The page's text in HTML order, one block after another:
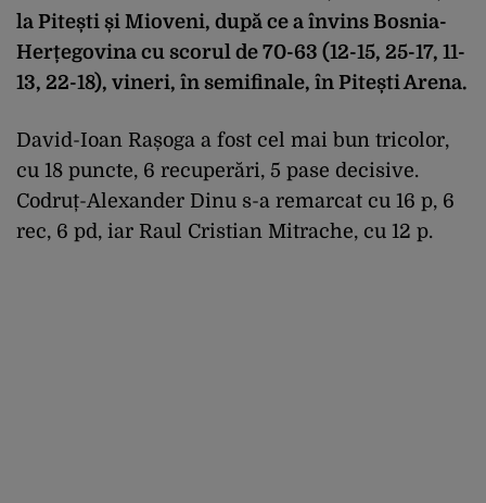
la Pitești și Mioveni, după ce a învins Bosnia-
Herțegovina cu scorul de 70-63 (12-15, 25-17, 11-
13, 22-18), vineri, în semifinale, în Pitești Arena.
David-Ioan Rașoga a fost cel mai bun tricolor,
cu 18 puncte, 6 recuperări, 5 pase decisive.
Codruț-Alexander Dinu s-a remarcat cu 16 p, 6
rec, 6 pd, iar Raul Cristian Mitrache, cu 12 p.